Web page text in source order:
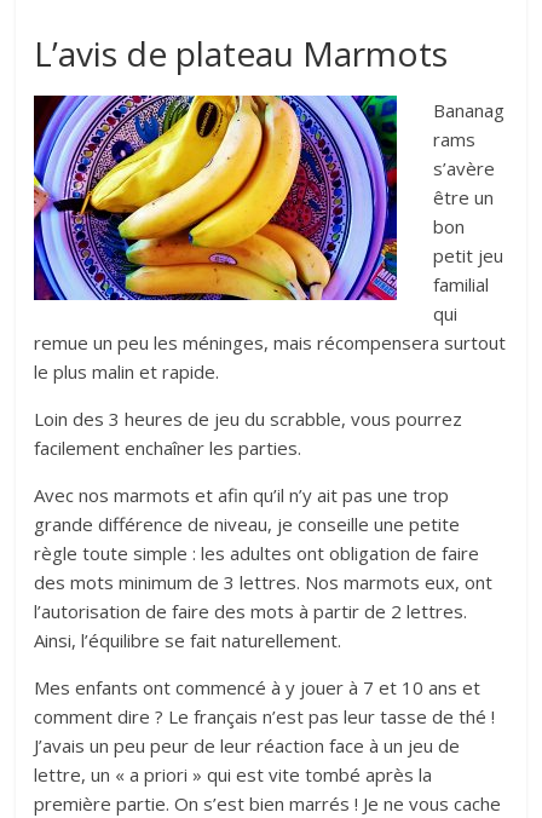
L’avis de plateau Marmots
Bananag
rams
s’avère
être un
bon
petit jeu
familial
qui
remue un peu les méninges, mais récompensera surtout
le plus malin et rapide.
Loin des 3 heures de jeu du scrabble, vous pourrez
facilement enchaîner les parties.
Avec nos marmots et afin qu’il n’y ait pas une trop
grande différence de niveau, je conseille une petite
règle toute simple : les adultes ont obligation de faire
des mots minimum de 3 lettres. Nos marmots eux, ont
l’autorisation de faire des mots à partir de 2 lettres.
Ainsi, l’équilibre se fait naturellement.
Mes enfants ont commencé à y jouer à 7 et 10 ans et
comment dire ? Le français n’est pas leur tasse de thé !
J’avais un peu peur de leur réaction face à un jeu de
lettre, un « a priori » qui est vite tombé après la
première partie. On s’est bien marrés ! Je ne vous cache